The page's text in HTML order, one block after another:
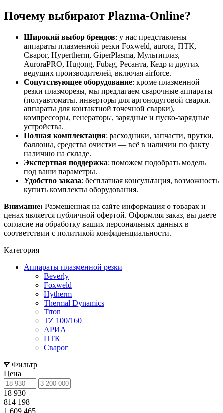
Почему выбирают Plazma-Online?
Широкий выбор брендов: у нас представлены
аппараты плазменной резки Foxweld, aurora, ПТК,
Сварог, Hypertherm, GiperPlasma, Мультиплаз,
AuroraPRO, Hugong, Fubag, Ресанта, Кедр и других
ведущих производителей, включая airforce.
Сопутствующее оборудование: кроме плазменной
резки плазморезы, мы предлагаем сварочные аппараты
(полуавтоматы, инверторы для аргонодуговой сварки,
аппараты для контактной точечной сварки),
компрессоры, генераторы, зарядные и пуско-зарядные
устройства.
Полная комплектация: расходники, запчасти, прутки,
баллоны, средства очистки — всё в наличии по факту
наличию на складе.
Экспертная поддержка: поможем подобрать модель
под ваши параметры.
Удобство заказа: бесплатная консультация, возможность
купить комплекты оборудования.
Внимание: Размещенная на сайте информация о товарах и
ценах является публичной офертой. Оформляя заказ, вы даете
согласие на обработку ваших персональных данных в
соответствии с политикой конфиденциальности.
Категория
Аппараты плазменной резки
Beverly
Foxweld
Hytherm
Thermal Dynamics
Trton
TZ 100/160
АРИА
ПТК
Сварог
Фильтр
Цена
18 930
814 198
1 609 465